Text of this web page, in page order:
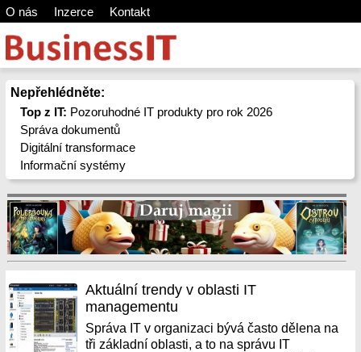
O nás Inzerce Kontakt
Nepřehlédněte:
Top z IT: Pozoruhodné IT produkty pro rok 2026
Správa dokumentů
Digitální transformace
Informační systémy
Aktuální trendy v oblasti IT
managementu
Správa IT v organizaci bývá často dělena na
tři základní oblasti, a to na správu IT